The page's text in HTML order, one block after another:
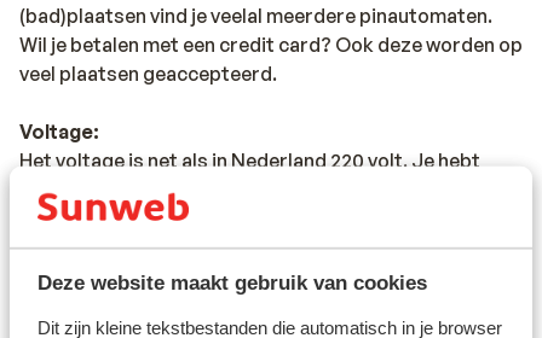
Deze website maakt gebruik van cookies
Dit zijn kleine tekstbestanden die automatisch in je browser
(bad)plaatsen vind je veelal meerdere pinautomaten.
Wil je betalen met een credit card? Ook deze worden op
veel plaatsen geaccepteerd.
Voltage:
Het voltage is net als in Nederland 220 volt. Je hebt
geen verloopstekker nodig.
Reisdocumenten:
Nederlandse staatsburgers kunnen met een geldig